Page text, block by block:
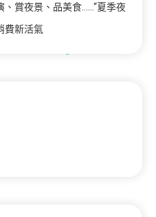
、賞夜景、品美食……“夏季夜
費新活氣